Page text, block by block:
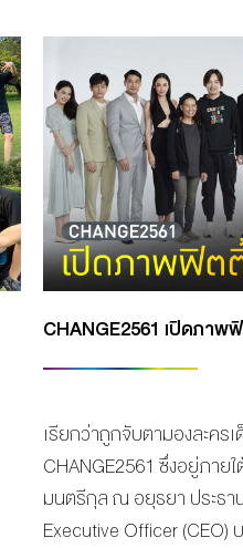
กระแสตอบรับมาแรงแบบ
ความฟินสนั่นโรงภาพยน
ฉายกันเลยทีเดียว ล่าสุดก็
นกันแบบเกินต้าน พร้อมรูด
โรงภาพยนตร์ทั่วประเทศ
ปฐมทัศน์จัดขึ้นที่ โรงภาพ
Cineplex นำโดย 2 นักแส
อารี” และ “วิน-เมธวิน โอภ
ท็อปแท็ป-จิรกิตติ์ คูอาริยะ
กรวิชญ์ บุญศรี, กันสมาย-ช
เรียกว่าถูกจับตามองละคร
CHANGE2561 ซึ่งอยู่ภา
มนตรีกุล ณ อยุธยา ประธา
Executive Officer (CEO)